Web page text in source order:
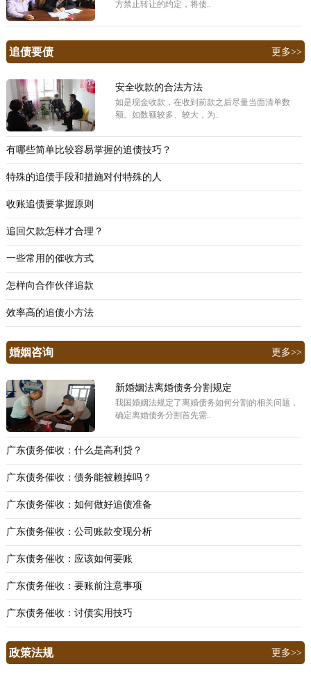
方禁止转让的约定，将债..
追债要债 更多>>
安全收款的合法方法
如是现金收款，在收到前款之后尽量当面清单数
额。如数额较多、较大，为..
有哪些简单比较容易掌握的追债技巧？
特殊的追债手段和措施对付特殊的人
收账追债要掌握原则
追回欠款怎样才合理？
一些常用的催收方式
怎样向合作伙伴追款
效率高的追债小方法
婚姻咨询 更多>>
新婚姻法离婚债务分割规定
我国婚姻法规定了离婚债务如何分割的相关问题，
确定离婚债务分割首先需..
广东债务催收：什么是高利贷？
广东债务催收：债务能被赖掉吗？
广东债务催收：如何做好追债准备
广东债务催收：公司账款变现分析
广东债务催收：应该如何要账
广东债务催收：要账前注意事项
广东债务催收：讨债实用技巧
政策法规 更多>>